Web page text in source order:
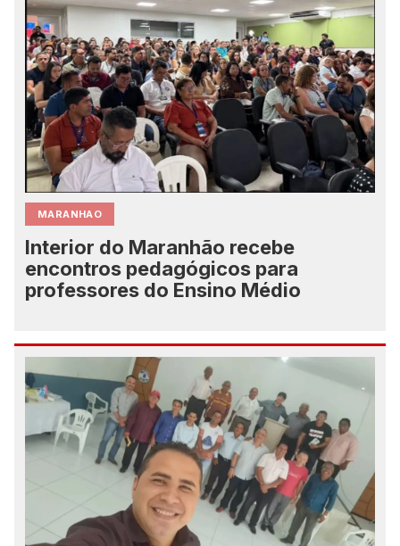
MARANHAO
Interior do Maranhão recebe
encontros pedagógicos para
professores do Ensino Médio